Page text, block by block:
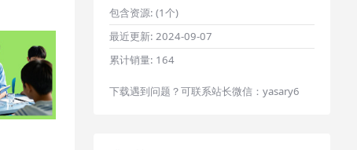
包含资源: (1个)
最近更新: 2024-09-07
累计销量: 164
下载遇到问题？可联系站长微信：yasary6